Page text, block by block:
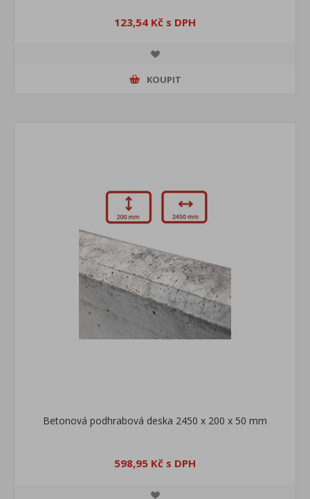
123,54 Kč s DPH
KOUPIT
Betonová podhrabová deska 2450 x 200 x 50 mm
598,95 Kč s DPH